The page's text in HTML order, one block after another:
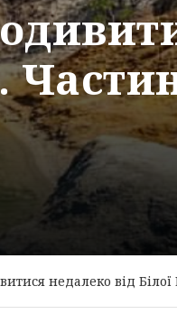
недалеко від